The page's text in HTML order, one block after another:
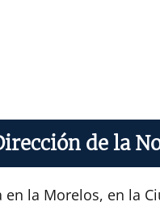
de la
la Morelos, en la